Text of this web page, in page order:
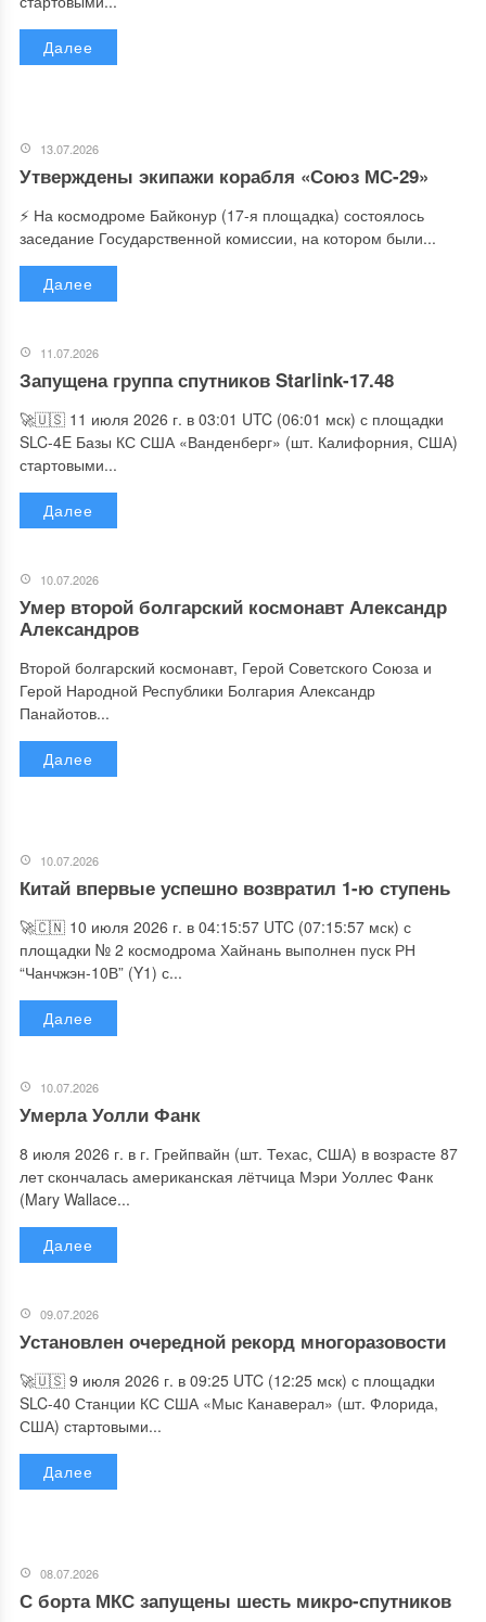
Далее
13.07.2026
Утверждены экипажи корабля «Союз МС-29»
⚡️ На космодроме Байконур (17-я площадка) состоялось
заседание Государственной комиссии, на котором были...
Далее
11.07.2026
Запущена группа спутников Starlink-17.48
🚀🇺🇸 11 июля 2026 г. в 03:01 UTC (06:01 мск) с площадки
SLC-4E Базы КС США «Ванденберг» (шт. Калифорния, США)
стартовыми...
Далее
10.07.2026
Умер второй болгарский космонавт Александр
Александров
Второй болгарский космонавт, Герой Советского Союза и
Герой Народной Республики Болгария Александр
Панайотов...
Далее
10.07.2026
Китай впервые успешно возвратил 1-ю ступень
🚀🇨🇳 10 июля 2026 г. в 04:15:57 UTC (07:15:57 мск) с
площадки № 2 космодрома Хайнань выполнен пуск РН
“Чанчжэн-10В” (Y1) с...
Далее
10.07.2026
Умерла Уолли Фанк
8 июля 2026 г. в г. Грейпвайн (шт. Техас, США) в возрасте 87
лет скончалась американская лётчица Мэри Уоллес Фанк
(Mary Wallace...
Далее
09.07.2026
Установлен очередной рекорд многоразовости
🚀🇺🇸 9 июля 2026 г. в 09:25 UTC (12:25 мск) с площадки
SLC-40 Станции КС США «Мыс Канаверал» (шт. Флорида,
США) стартовыми...
Далее
08.07.2026
С борта МКС запущены шесть микро-спутников